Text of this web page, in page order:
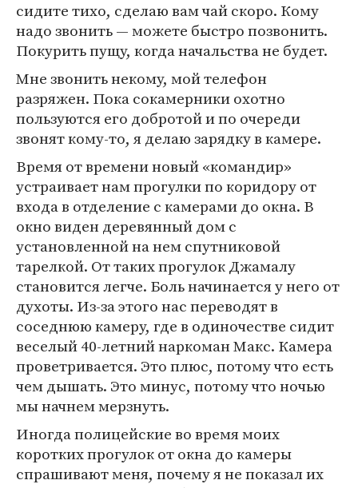
сидите тихо, сделаю вам чай скоро. Кому
надо звонить — можете быстро позвонить.
Покурить пущу, когда начальства не будет.
Мне звонить некому, мой телефон
разряжен. Пока сокамерники охотно
пользуются его добротой и по очереди
звонят кому-то, я делаю зарядку в камере.
Время от времени новый «командир»
устраивает нам прогулки по коридору от
входа в отделение с камерами до окна. В
окно виден деревянный дом с
установленной на нем спутниковой
тарелкой. От таких прогулок Джамалу
становится легче. Боль начинается у него от
духоты. Из-за этого нас переводят в
соседнюю камеру, где в одиночестве сидит
веселый 40-летний наркоман Макс. Камера
проветривается. Это плюс, потому что есть
чем дышать. Это минус, потому что ночью
мы начнем мерзнуть.
Иногда полицейские во время моих
коротких прогулок от окна до камеры
спрашивают меня, почему я не показал их